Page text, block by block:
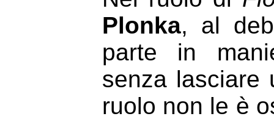
Plonka, al
parte in
senza lasciare
ruolo non le è